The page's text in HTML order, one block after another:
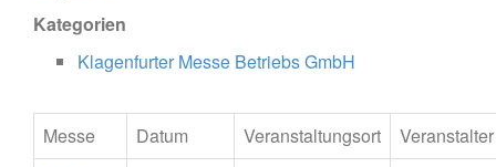
Kategorien
Klagenfurter Messe Betriebs GmbH
Messe Datum Veranstaltungsort
Veranstalter